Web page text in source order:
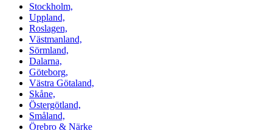
Stockholm,
Uppland,
Roslagen,
Västmanland,
Sörmland,
Dalarna,
Göteborg,
Västra Götaland,
Skåne,
Östergötland,
Småland,
Örebro & Närke